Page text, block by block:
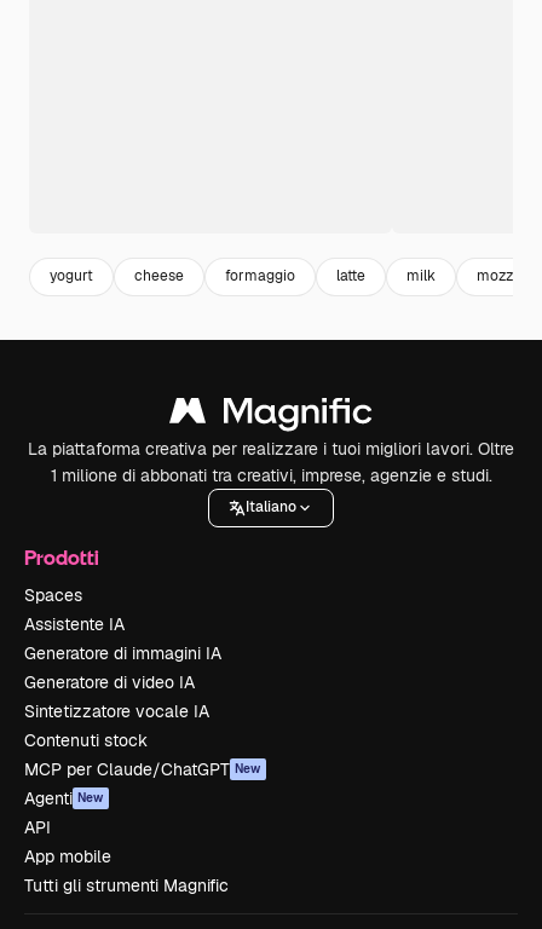
yogurt cheese formaggio latte milk
La piattaforma creativa per realizzare i tuoi migliori lavori. Oltre
1 milione di abbonati tra creativi, imprese, agenzie e studi.
Italiano
Prodotti
Spaces
Assistente IA
Generatore di immagini IA
Generatore di video IA
Sintetizzatore vocale IA
Contenuti stock
MCP per Claude/ChatGPT New
Agenti New
API
App mobile
Tutti gli strumenti Magnific